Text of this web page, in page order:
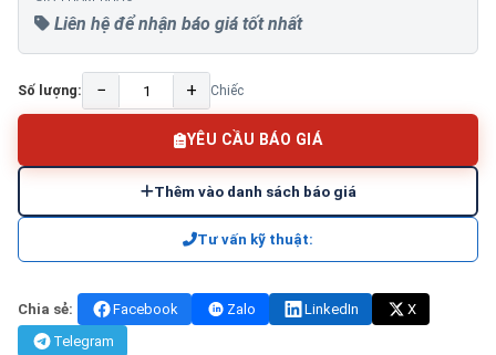
Liên hệ để nhận báo giá tốt nhất
Số lượng: − + Chiếc
YÊU CẦU BÁO GIÁ
Thêm vào danh sách báo giá
Tư vấn kỹ thuật:
Chia sẻ: Facebook Zalo LinkedIn
X
Telegram